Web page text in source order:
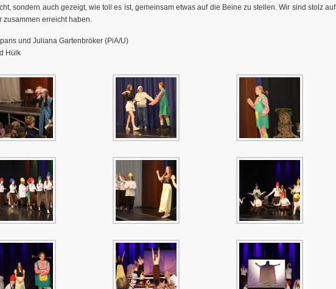
sondern auch gezeigt, wie toll es ist, gemeinsam etwas auf die Beine zu stellen. Wir sind stolz auf
zusammen erreicht haben.
und Juliana Gartenbröker (PiA/U)
Hülk